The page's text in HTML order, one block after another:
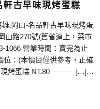
古早味現烤蛋糕
山-名品軒古早味現烤蛋
山路270號(舊省道上，菜市
1066 營業時間：賣完為止
位：(本價目僅供參考，正確
現烤蛋糕 NT.80 ——— […]…